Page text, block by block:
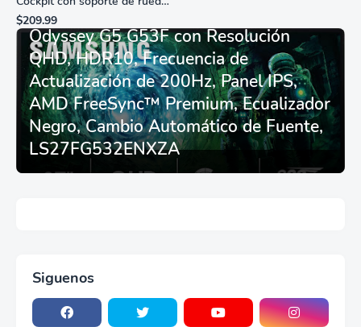
de carreras plegable y
asiento - Logitech
G29/920/923/27/25,
Thrustmaster
T248/X/T300RS/T150/458/TX
$209.99
Monitor Gamer SAMSUNG 27”
Odyssey G5 G53F con Resolución
QHD, HDR10, Frecuencia de
Actualización de 200Hz, Panel IPS,
AMD FreeSync™ Premium, Ecualizador
Negro, Cambio Automático de Fuente,
LS27FG532ENXZA
Siguenos